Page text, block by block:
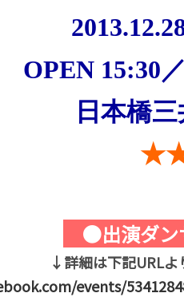
OPEN 15:30
日本橋
●出演ダ
↓詳細は下記URL
events/